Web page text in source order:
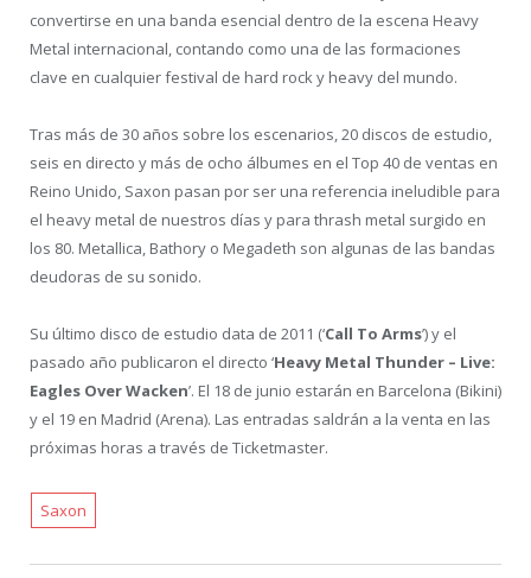
convertirse en una banda esencial dentro de la escena Heavy
Metal internacional, contando como una de las formaciones
clave en cualquier festival de hard rock y heavy del mundo.
Tras más de 30 años sobre los escenarios, 20 discos de estudio,
seis en directo y más de ocho álbumes en el Top 40 de ventas en
Reino Unido, Saxon pasan por ser una referencia ineludible para
el heavy metal de nuestros días y para thrash metal surgido en
los 80. Metallica, Bathory o Megadeth son algunas de las bandas
deudoras de su sonido.
Su último disco de estudio data de 2011 (‘Call To Arms’) y el
pasado año publicaron el directo ‘Heavy Metal Thunder – Live:
Eagles Over Wacken’. El 18 de junio estarán en Barcelona (Bikini)
y el 19 en Madrid (Arena). Las entradas saldrán a la venta en las
próximas horas a través de Ticketmaster.
Saxon